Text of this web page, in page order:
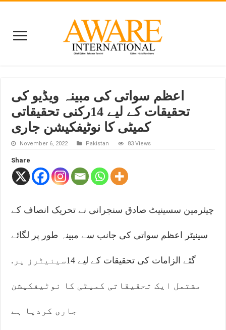
اعظم سواتی کی مبینہ ویڈیو کی
تحقیقات کے لیے 14رکنی تحقیقاتی
کمیٹی کا نوٹیفکیشن جاری
November 6, 2022 Pakistan 83 Views
Share
چیئرمین سسینیٹ صادق سنجرانی نے تحریک انصاف کے
سینیٹر اعظم سواتی کی جانب سے مبینہ طور پر لگائے
گئے الزامات کی تحقیقات کے لیے 14سینیٹرز پر.
مشتمل ایک تحقیقاتی کمیٹی کا نوٹیفکیشن
جاری کردیا ہے